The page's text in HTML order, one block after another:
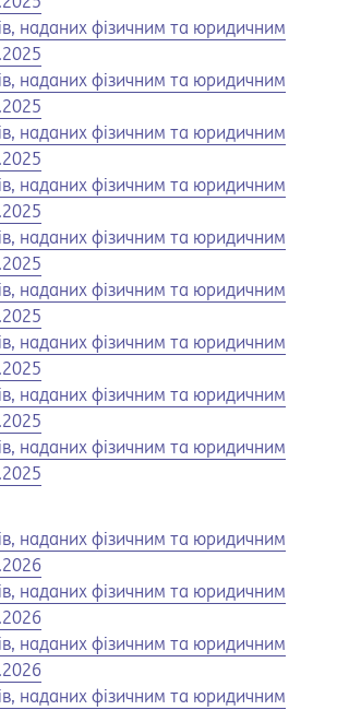
наданих фізичним та юридичним
наданих фізичним та юридичним
наданих фізичним та юридичним
наданих фізичним та юридичним
наданих фізичним та юридичним
наданих фізичним та юридичним
наданих фізичним та юридичним
наданих фізичним та юридичним
наданих фізичним та юридичним
наданих фізичним та юридичним
наданих фізичним та юридичним
наданих фізичним та юридичним
наданих фізичним та юридичним